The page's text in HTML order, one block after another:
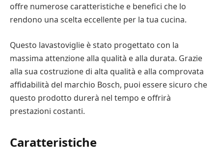
offre numerose caratteristiche e benefici che lo
rendono una scelta eccellente per la tua cucina.
Questo lavastoviglie è stato progettato con la
massima attenzione alla qualità e alla durata. Grazie
alla sua costruzione di alta qualità e alla comprovata
affidabilità del marchio Bosch, puoi essere sicuro che
questo prodotto durerà nel tempo e offrirà
prestazioni costanti.
Caratteristiche